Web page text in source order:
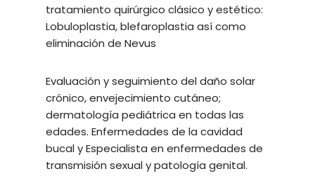
tratamiento quirúrgico clásico y estético:
Lobuloplastia, blefaroplastia así como
eliminación de Nevus
Evaluación y seguimiento del daño solar
crónico, envejecimiento cutáneo;
dermatología pediátrica en todas las
edades. Enfermedades de la cavidad
bucal y Especialista en enfermedades de
transmisión sexual y patología genital.